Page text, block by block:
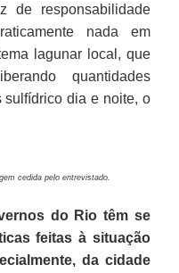
de responsabilidade
nada em
lagunar local, que
quantidades
sulfídrico dia e noite, o
cedida pelo entrevistado.
do Rio têm se
feitas à situação
da cidade